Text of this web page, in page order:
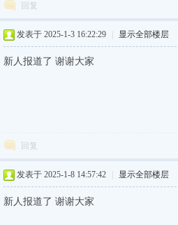
回复
发表于 2025-1-3 16:22:29 显示全部楼层
新人报道了 谢谢大家
回复
发表于 2025-1-8 14:57:42 显示全部楼层
新人报道了 谢谢大家